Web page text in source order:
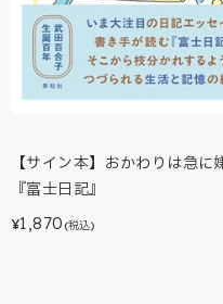
【サイン本】おかわりは急に
『富士日記』
¥1,870 (税込)